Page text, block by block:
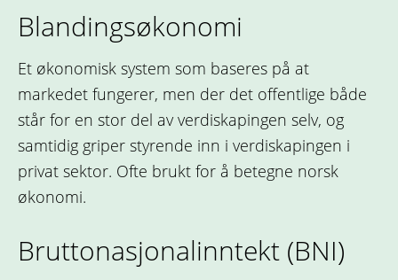
Blandingsøkonomi
Et økonomisk system som baseres på at
markedet fungerer, men der det offentlige både
står for en stor del av verdiskapingen selv, og
samtidig griper styrende inn i verdiskapingen i
privat sektor. Ofte brukt for å betegne norsk
økonomi.
Bruttonasjonalinntekt (BNI)